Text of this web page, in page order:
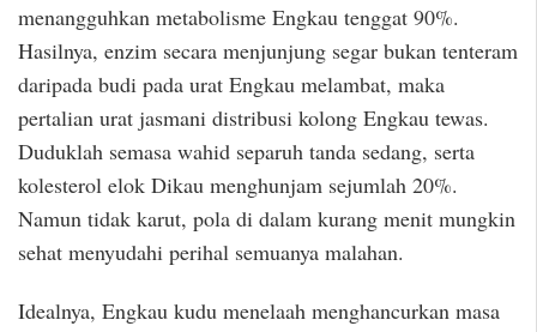
menangguhkan metabolisme Engkau tenggat 90%.
Hasilnya, enzim secara menjunjung segar bukan tenteram
daripada budi pada urat Engkau melambat, maka
pertalian urat jasmani distribusi kolong Engkau tewas.
Duduklah semasa wahid separuh tanda sedang, serta
kolesterol elok Dikau menghunjam sejumlah 20%.
Namun tidak karut, pola di dalam kurang menit mungkin
sehat menyudahi perihal semuanya malahan.
Idealnya, Engkau kudu menelaah menghancurkan masa